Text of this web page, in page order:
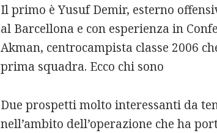
Il primo è Yusuf Demir, esterno
al Barcellona e con esperienza in
Akman, centrocampista classe 2006
prima squadra. Ecco chi sono
Due prospetti molto interessanti da
nell’ambito dell’operazione che ha